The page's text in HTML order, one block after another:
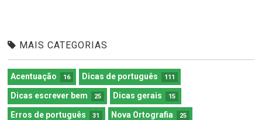
MAIS CATEGORIAS
Acentuação 16 Dicas de português 111
Dicas escrever bem 25 Dicas gerais 15
Erros de português 31 Nova Ortografia 25